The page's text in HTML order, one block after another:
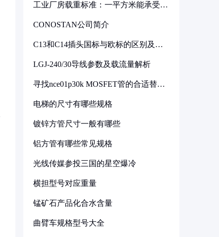
工业厂房载重标准：一平方米能承受多
CONOSTAN公司简介
C13和C14插头国标与欧标的区别及其
LGJ-240/30导线参数及载流量解析
寻找nce01p30k MOSFET管的合适替代
电梯的尺寸有哪些规格
镀锌方管尺寸一般有哪些
铝方管有哪些常见规格
光线传媒参投三国的星空爆冷
横担型号对应重量
锰矿石产品化合水含量
曲臂车规格型号大全